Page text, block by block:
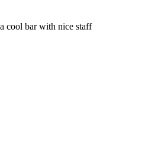
cool bar with nice staff